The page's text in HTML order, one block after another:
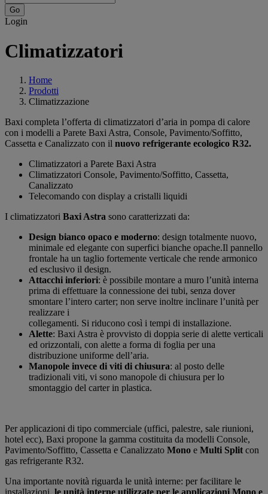
Login
Climatizzatori
Home
Prodotti
Climatizzazione
Baxi completa l’offerta di climatizzatori d’aria in pompa di calore
con i modelli a Parete Baxi Astra, Console, Pavimento/Soffitto,
Cassetta e Canalizzato con il nuovo refrigerante ecologico R32.
Climatizzatori a Parete Baxi Astra
Climatizzatori Console, Pavimento/Soffitto, Cassetta,
Canalizzato
Telecomando con display a cristalli liquidi
I climatizzatori Baxi Astra sono caratterizzati da:
Design bianco opaco e moderno: design totalmente nuovo,
minimale ed elegante con superfici bianche opache.Il pannello
frontale ha un taglio fortemente verticale che rende armonico
ed esclusivo il design.
Attacchi inferiori: è possibile montare a muro l’unità interna
prima di effettuare la connessione dei tubi, senza dover
smontare l’intero carter; non serve inoltre inclinare l’unità per
realizzare i
collegamenti. Si riducono così i tempi di installazione.
Alette: Baxi Astra è provvisto di doppia serie di alette verticali
ed orizzontali, con alette a forma di foglia per una
distribuzione uniforme dell’aria.
Manopole invece di viti di chiusura: al posto delle
tradizionali viti, vi sono manopole di chiusura per lo
smontaggio del carter in plastica.
Per applicazioni di tipo commerciale (uffici, palestre, sale riunioni,
hotel ecc), Baxi propone la gamma costituita da modelli Console,
Pavimento/Soffitto, Cassetta e Canalizzato Mono e Multi Split con
gas refrigerante R32.
Una importante novità riguarda le unità interne: per facilitare le